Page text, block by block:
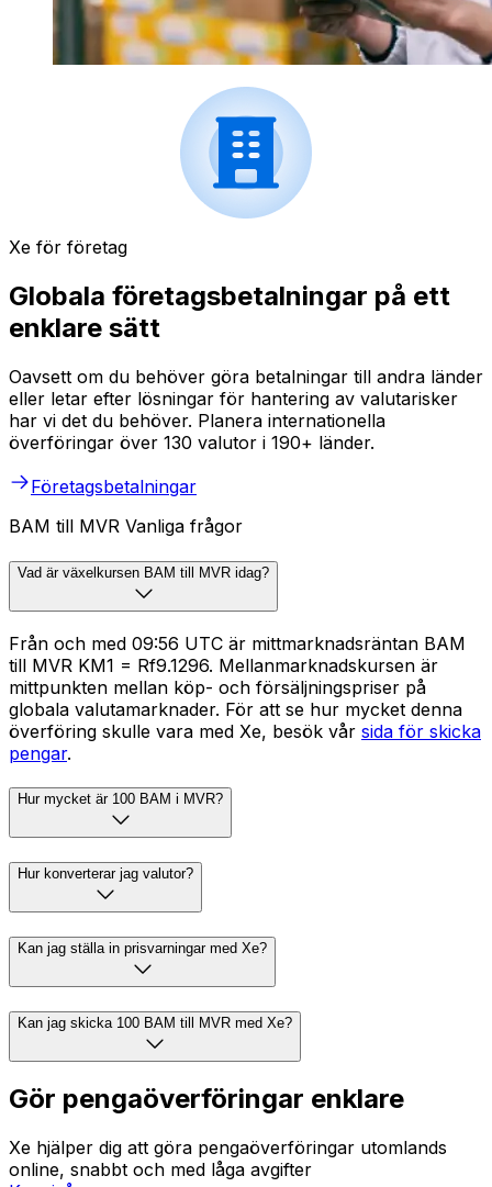
Xe för företag
Globala företagsbetalningar på ett
enklare sätt
Oavsett om du behöver göra betalningar till andra länder
eller letar efter lösningar för hantering av valutarisker
har vi det du behöver. Planera internationella
överföringar över 130 valutor i 190+ länder.
Företagsbetalningar
BAM till MVR Vanliga frågor
Vad är växelkursen BAM till MVR idag?
Från och med 09:56 UTC är mittmarknadsräntan BAM
till MVR KM1 = Rf9.1296. Mellanmarknadskursen är
mittpunkten mellan köp- och försäljningspriser på
globala valutamarknader. För att se hur mycket denna
överföring skulle vara med Xe, besök vår sida för skicka
pengar.
Hur mycket är 100 BAM i MVR?
Hur konverterar jag valutor?
Kan jag ställa in prisvarningar med Xe?
Kan jag skicka 100 BAM till MVR med Xe?
Gör pengaöverföringar enklare
Xe hjälper dig att göra pengaöverföringar utomlands
online, snabbt och med låga avgifter